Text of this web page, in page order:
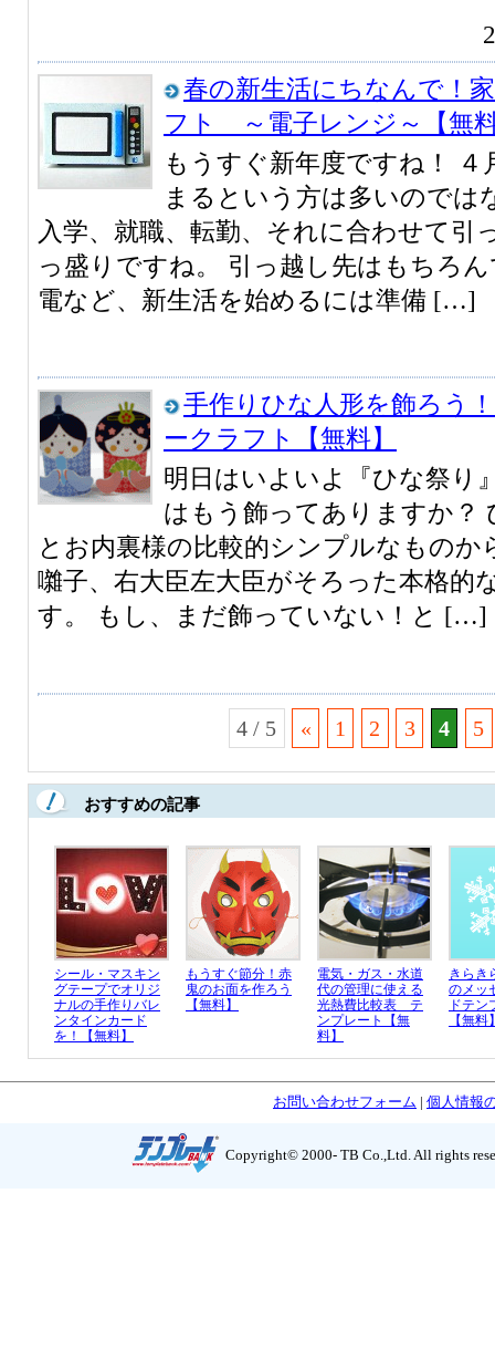
春の新生活にちなんで！
フト ～電子レンジ～【無
もうすぐ新年度ですね！ ４
まるという方は多いのでは
入学、就職、転勤、それに合わせて引
っ盛りですね。 引っ越し先はもちろ
電など、新生活を始めるには準備 […]
手作りひな人形を飾ろう
ークラフト【無料】
明日はいよいよ『ひな祭り
はもう飾ってありますか？
とお内裏様の比較的シンプルなものか
囃子、右大臣左大臣がそろった本格的
す。 もし、まだ飾っていない！と […]
4 / 5 « 1 2 3 4 5
おすすめの記事
シール・マスキン
グテープでオリジ
ナルの手作りバレ
ンタインカード
を！【無料】
もうすぐ節分！赤
鬼のお面を作ろう
【無料】
電気・ガス・水道
代の管理に使える
光熱費比較表 テ
ンプレート【無
料】
きらき
のメッ
ドテン
【無料
お問い合わせフォーム | 個人情報
Copyright© 2000- TB Co.,Ltd. All rights